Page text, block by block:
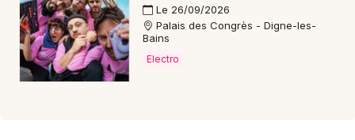
Le 26/09/2026
Palais des Congrès - Digne-les-
Bains
Electro